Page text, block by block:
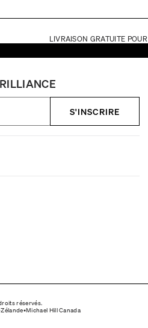
LIVRAISON GRATUITE
S'INSCRIRE
réservés.
•Michael Hill Canada